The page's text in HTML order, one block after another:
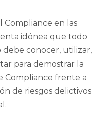
Compliance en las
idónea que todo
conocer, utilizar,
para demostrar la
Compliance frente a
de riesgos delictivos